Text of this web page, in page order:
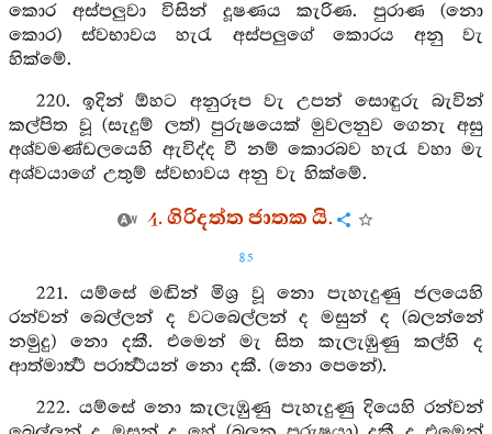
කොර අස්පලුවා විසින් දූෂණය කැරිණ. පුරාණ (නො
කොර) ස්වභාවය හැරැ අස්පලුගේ කොරය අනු වැ
හික්මේ.
220. ඉදින් ඕහට අනුරූප වැ උපන් සොඳුරු බැවින්
කල්පිත වූ (සැදුම් ලත්) පුරුෂයෙක් මුවලනුව ගෙනැ අසු
අශ්වමණ්ඩලයෙහි ඇවිද්ද වී නම් කොරබව හැරැ වහා මැ
අශ්වයාගේ උතුම් ස්වභාවය අනු වැ හික්මේ.
4. ගිරිදත්ත ජාතක යි.
85
221. යම්සේ මඬින් මිශ්‍ර වූ නො පැහැදුණු ජලයෙහි
රන්වන් බෙල්ලන් ද වටබෙල්ලන් ද මසුන් ද (බලන්නේ
නමුදු) නො දකී. එමෙන් මැ සිත කැලැඹුණු කල්හි ද
ආත්මාර්‍ත්‍ථ පරාර්‍ත්‍ථයන් නො දකී. (නො පෙනේ).
222. යම්සේ නො කැලැඹුණු පැහැදුණු දියෙහි රන්වන්